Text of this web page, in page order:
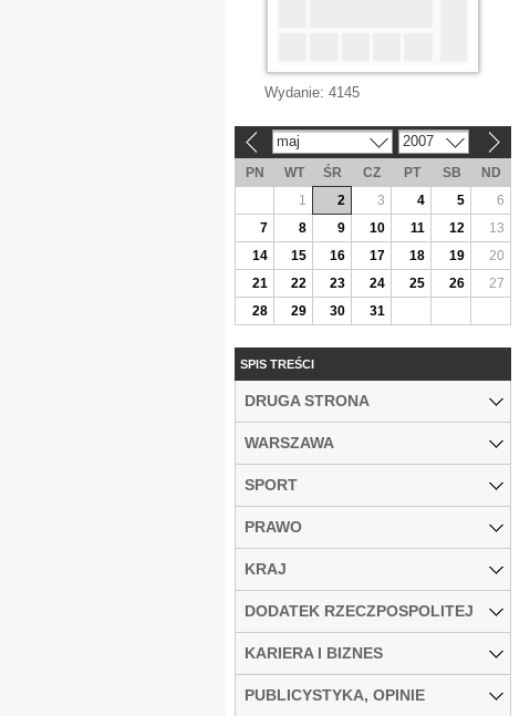
Wydanie: 4145
maj 2007
PN WT ŚR CZ PT SB
ND
1
2 3 4 5
6
7
8 9 10 11 12
13
14
15 16 17 18 19
20
21
22 23 24 25 26
27
28
29 30 31
SPIS TREŚCI
DRUGA STRONA
WARSZAWA
SPORT
PRAWO
KRAJ
DODATEK RZECZPOSPOLITEJ
KARIERA I BIZNES
PUBLICYSTYKA, OPINIE